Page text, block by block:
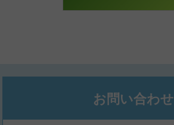
お問い合わせ